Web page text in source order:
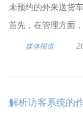
未预约的外来送货
首先，在管理方面
媒体报道
解析访客系统的